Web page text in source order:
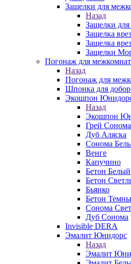
Защелки для
Назад
Защелки
Защелка
Защелка
Защелки
Погонаж для
Назад
Погонаж для
Шпонка для
Экошпон
Назад
Экошпон
Грей Сонома
Дуб Аляска
Сонома
Венге
Капучино
Бетон Белый
Бетон
Бьянко
Бетон
Сонома
Дуб Сонома
Invisible DERA
Эмалит Юнидорс
Назад
Эмалит